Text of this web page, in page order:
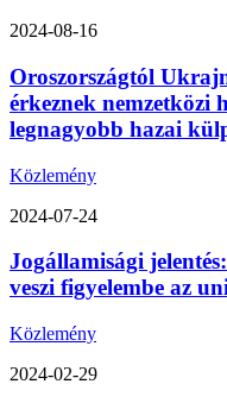
2024-08-16
Oroszországtól
érkeznek nemzetközi
legnagyobb hazai
Közlemény
2024-07-24
Jogállamisági
veszi figyelembe az
Közlemény
2024-02-29